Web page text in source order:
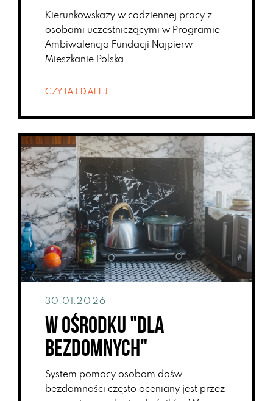
Kierunkowskazy w codziennej pracy z
osobami uczestniczącymi w Programie
Ambiwalencja Fundacji Najpierw
Mieszkanie Polska.
CZYTAJ DALEJ
30.01.2026
W ośrodku "dla
bezdomnych"
System pomocy osobom dośw.
bezdomności często oceniany jest przez